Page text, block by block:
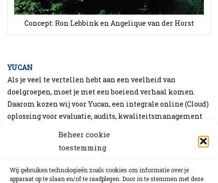
Beheer cookie
toestemming
Wij gebruiken technologieën zoals cookies om informatie over je
apparaat op te slaan en/of te raadplegen. Door in te stemmen met deze
Concept: Ron Lebbink en Angelique van der Horst
YUCAN
Als je veel te vertellen hebt aan een veelheid van
doelgroepen, moet je met een boeiend verhaal komen.
Daarom kozen wij voor Yucan, een integrale online (Cloud)
oplossing voor evaluatie, audits, kwaliteitsmanagement